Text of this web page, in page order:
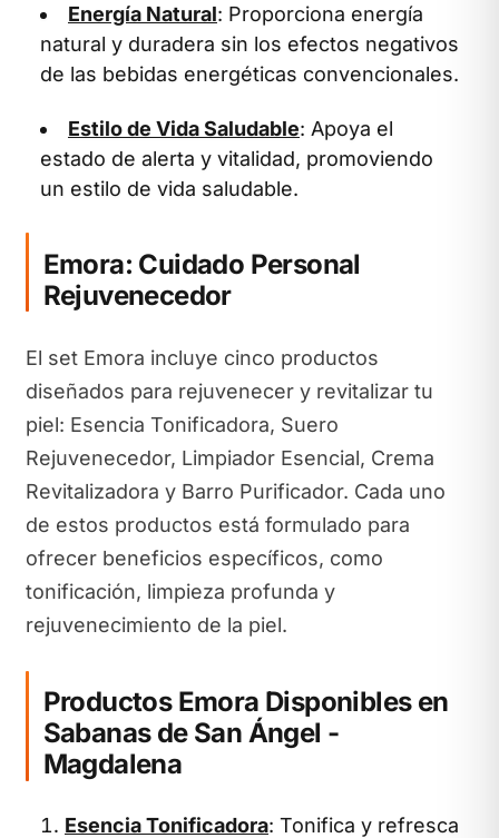
Energía Natural: Proporciona energía
natural y duradera sin los efectos negativos
de las bebidas energéticas convencionales.
Estilo de Vida Saludable: Apoya el
estado de alerta y vitalidad, promoviendo
un estilo de vida saludable.
Emora: Cuidado Personal
Rejuvenecedor
El set Emora incluye cinco productos
diseñados para rejuvenecer y revitalizar tu
piel: Esencia Tonificadora, Suero
Rejuvenecedor, Limpiador Esencial, Crema
Revitalizadora y Barro Purificador. Cada uno
de estos productos está formulado para
ofrecer beneficios específicos, como
tonificación, limpieza profunda y
rejuvenecimiento de la piel.
Productos Emora Disponibles en
Sabanas de San Ángel -
Magdalena
Esencia Tonificadora: Tonifica y refresca